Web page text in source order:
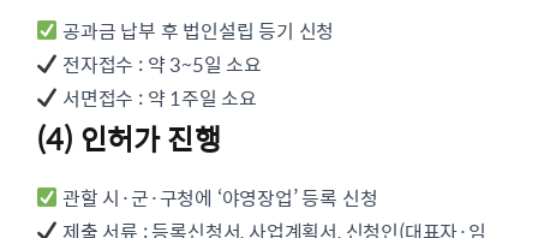
공과금 납부 후 법인설립 등기 신청
전자접수 : 약 3~5일 소요
서면접수 : 약 1주일 소요
(4) 인허가 진행
관할 시·군·구청에 ‘야영장업’ 등록 신청
제출 서류 : 등록신청서, 사업계획서, 신청인(대표자·임